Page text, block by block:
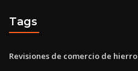
Tags
Revisiones de comercio de hierro